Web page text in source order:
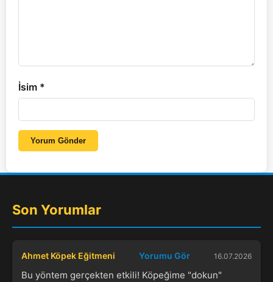
İsim *
Yorum Gönder
Son Yorumlar
Ahmet Köpek Eğitmeni Yorumu Gör 16.07.2026
Bu yöntem gerçekten etkili! Köpeğime "dokun"